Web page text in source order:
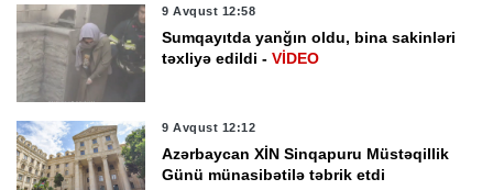
9 Avqust 12:58
Sumqayıtda yanğın oldu, bina sakinləri
təxliyə edildi -VİDEO
9 Avqust 12:12
Azərbaycan XİN Sinqapuru Müstəqillik
Günü münasibətilə təbrik etdi